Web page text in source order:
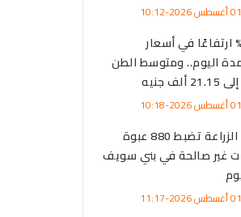
%9.77 ارتفاعًا في أسعار
اليوم.. ومتوسط الطن
جنيه
وزارة الزراعة تضبط 880 عبوة
غير صالحة في بني سويف